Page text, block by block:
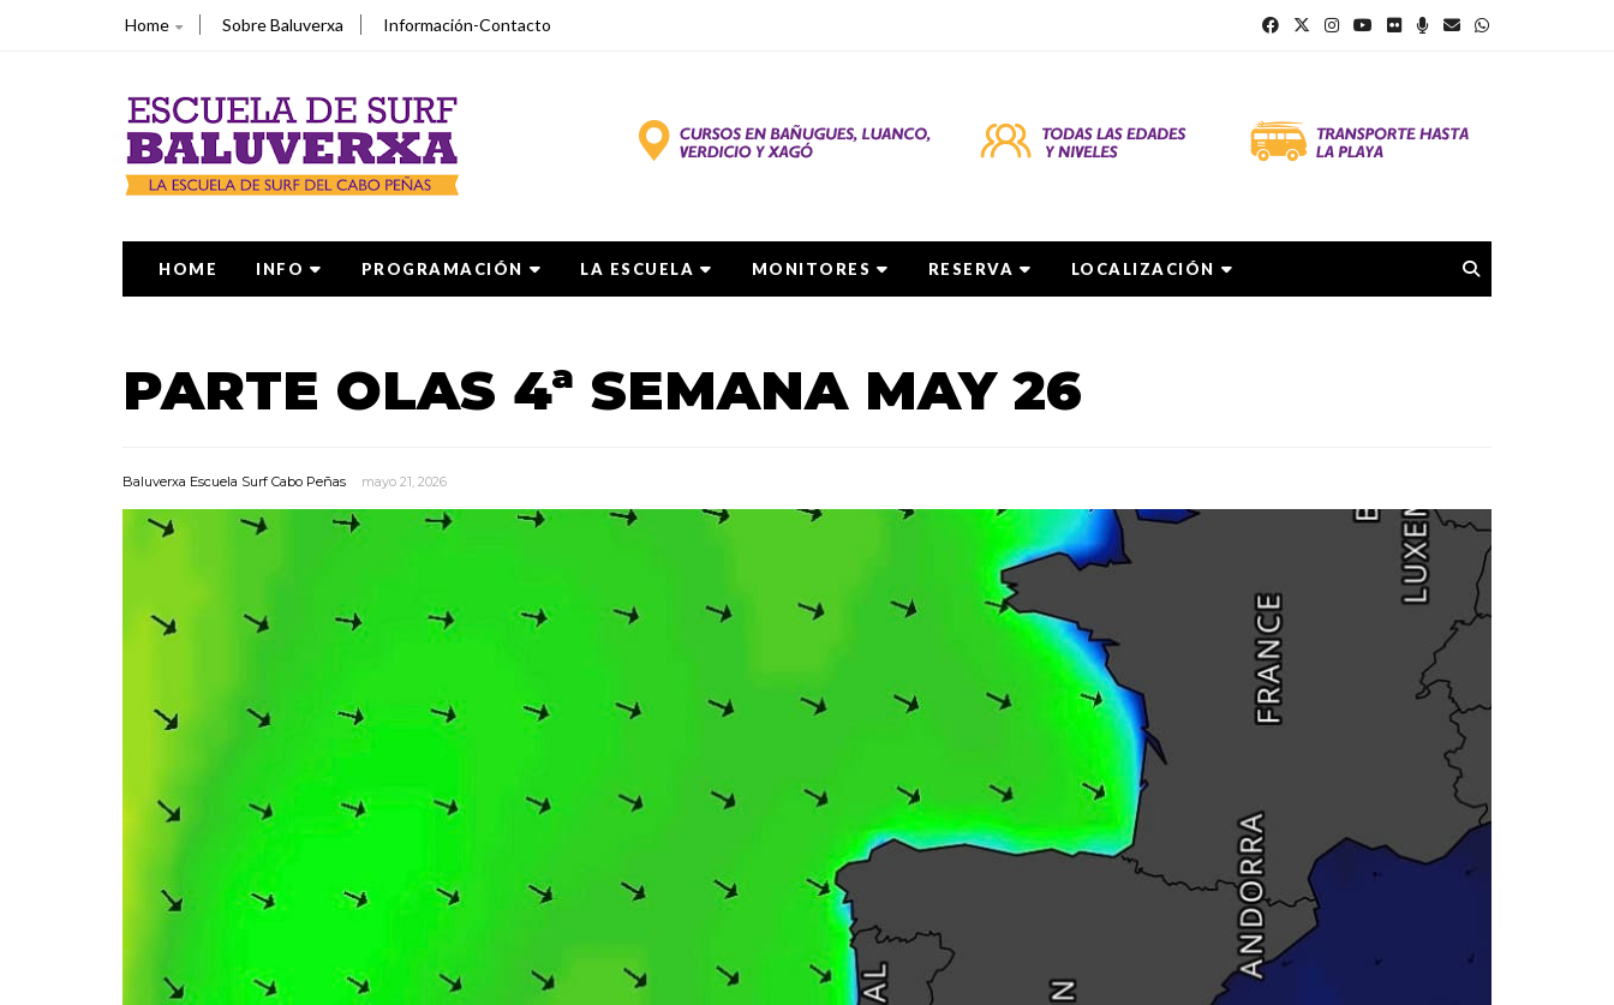
Home Sobre Baluverxa Información-Contacto
HOME INFO PROGRAMACIÓN LA ESCUELA MONITORES RESERVA LOCALIZACIÓN
PARTE OLAS 4ª SEMANA MAY 26
Baluverxa Escuela Surf Cabo Peñas mayo 21, 2026